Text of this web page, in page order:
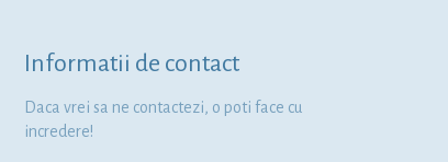
Informatii de contact
Daca vrei sa ne contactezi, o poti face cu
incredere!